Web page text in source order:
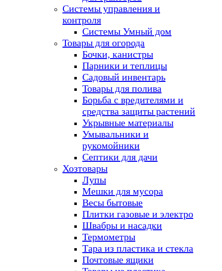
Системы управления и
контроля
Системы Умный дом
Товары для огорода
Бочки, канистры
Парники и теплицы
Садовый инвентарь
Товары для полива
Борьба с вредителями и
средства защиты растений
Укрывные материалы
Умывальники и
рукомойники
Септики для дачи
Хозтовары
Лупы
Мешки для мусора
Весы бытовые
Плитки газовые и электро
Швабры и насадки
Термометры
Тара из пластика и стекла
Почтовые ящики